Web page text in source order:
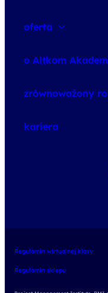
oferta
o Altkom
zrównoważony
kariera
Regulamin wirtualnej klasy
Regulamin sklepu